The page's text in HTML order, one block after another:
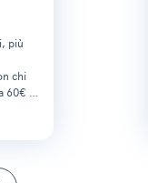
più
chi
60€ …